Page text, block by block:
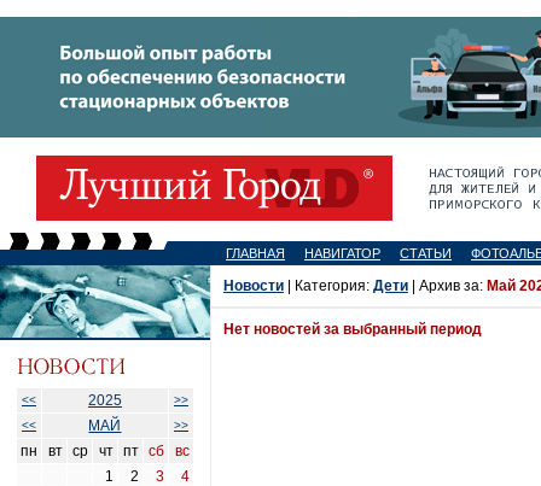
ГЛАВНАЯ НАВИГАТОР СТАТЬИ
<< 2025
>>
<<
МАЙ >>
пн вт ср чт пт сб
вс
1
2 3
4
Новости | Категория: Дети | Архив за: Май
Нет новостей за выбранный период